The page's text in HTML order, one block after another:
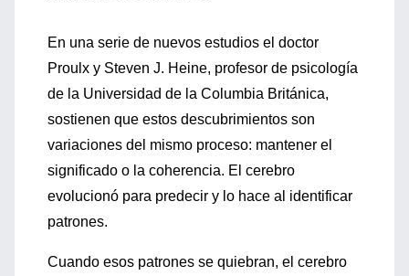
En una serie de nuevos estudios el doctor
Proulx y Steven J. Heine, profesor de psicología
de la Universidad de la Columbia Británica,
sostienen que estos descubrimientos son
variaciones del mismo proceso: mantener el
significado o la coherencia. El cerebro
evolucionó para predecir y lo hace al identificar
patrones.
Cuando esos patrones se quiebran, el cerebro